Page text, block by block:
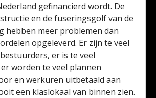
gefinancierd wordt. De
en de fuseringsgolf van de
hebben meer problemen dan
opgeleverd. Er zijn te veel
er is te veel
worden te veel plannen
en werkuren uitbetaald aan
een klaslokaal van binnen zien.